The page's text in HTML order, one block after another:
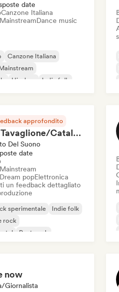
date
Canzone Italiana
Dance music
Canzone Italiana
Hip-hop
Indie folk
approfondito
Rob Tavaglione/Catalyst Recording
Del Suono
date
Dream popElettronica
un feedback dettagliato
sperimentale
Indie folk
rock
Post punk
now
Giornalista